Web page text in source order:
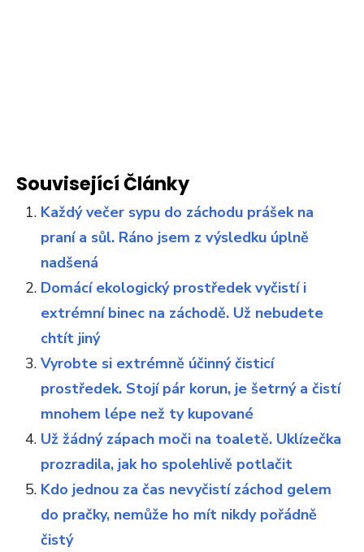
Související Články
Každý večer sypu do záchodu prášek na
praní a sůl. Ráno jsem z výsledku úplně
nadšená
Domácí ekologický prostředek vyčistí i
extrémní binec na záchodě. Už nebudete
chtít jiný
Vyrobte si extrémně účinný čisticí
prostředek. Stojí pár korun, je šetrný a čistí
mnohem lépe než ty kupované
Už žádný zápach moči na toaletě. Uklízečka
prozradila, jak ho spolehlivě potlačit
Kdo jednou za čas nevyčistí záchod gelem
do pračky, nemůže ho mít nikdy pořádně
čistý